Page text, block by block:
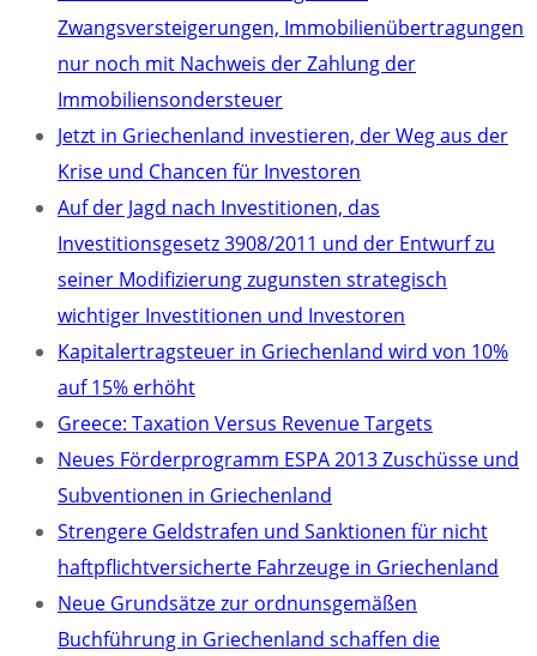
Zwangsversteigerungen, Immobilienübertragungen
nur noch mit Nachweis der Zahlung der
Immobiliensondersteuer
Jetzt in Griechenland investieren, der Weg aus der
Krise und Chancen für Investoren
Auf der Jagd nach Investitionen, das
Investitionsgesetz 3908/2011 und der Entwurf zu
seiner Modifizierung zugunsten strategisch
wichtiger Investitionen und Investoren
Kapitalertragsteuer in Griechenland wird von 10%
auf 15% erhöht
Greece: Taxation Versus Revenue Targets
Neues Förderprogramm ESPA 2013 Zuschüsse und
Subventionen in Griechenland
Strengere Geldstrafen und Sanktionen für nicht
haftpflichtversicherte Fahrzeuge in Griechenland
Neue Grundsätze zur ordnunsgemäßen
Buchführung in Griechenland schaffen die